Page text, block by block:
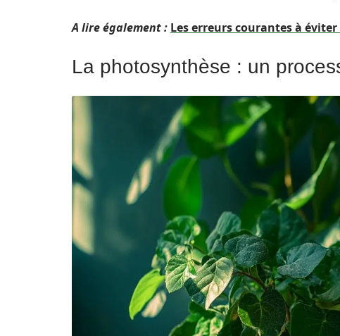
A lire également : Les erreurs courantes à
La photosynthèse : un